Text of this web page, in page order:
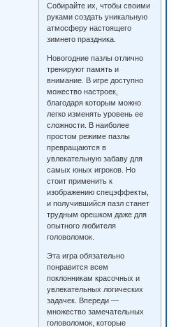
Собирайте их, чтобы своими
руками создать уникальную
атмосферу настоящего
зимнего праздника.
Новогодние пазлы отлично
тренируют память и
внимание. В игре доступно
можество настроек,
благодаря которым можно
легко изменять уровень ее
сложности. В наиболее
простом режиме пазлы
превращаются в
увлекательную забаву для
самых юных игроков. Но
стоит применить к
изображению спецэффекты,
и получившийся пазл станет
трудным орешком даже для
опытного любителя
головоломок.
Эта игра обязательно
понравится всем
поклонникам красочных и
увлекательных логических
задачек. Впереди —
множество замечательных
головоломок, которые